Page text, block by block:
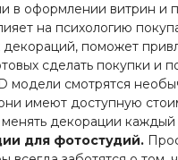
в оформлении витрин и
на психологию
декораций, поможет
сделать покупки и
модели смотрятся
имеют доступную
менять декорации каждый
для фотостудий.